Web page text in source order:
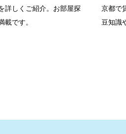
詳しくご紹介。お部屋探
載です。
京都で
豆知識